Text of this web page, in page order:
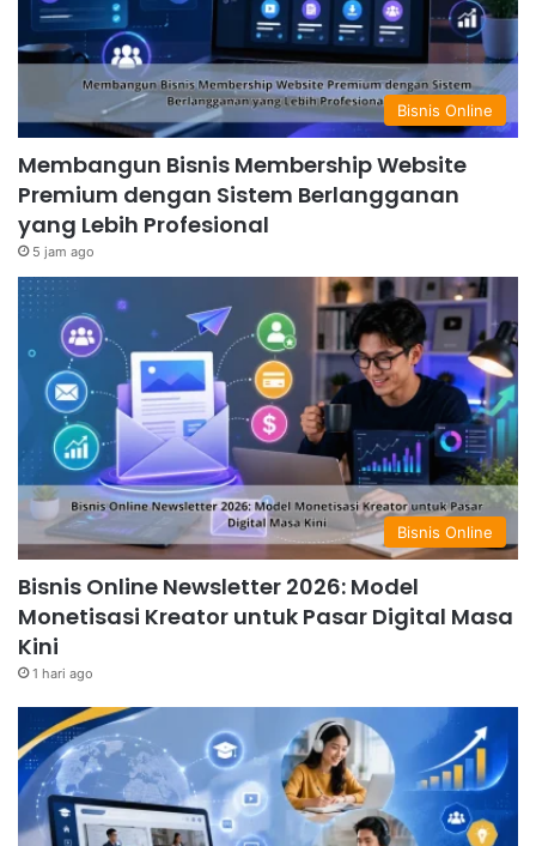
Bisnis Online
Membangun Bisnis Membership Website
Premium dengan Sistem Berlangganan
yang Lebih Profesional
5 jam ago
Bisnis Online
Bisnis Online Newsletter 2026: Model
Monetisasi Kreator untuk Pasar Digital Masa
Kini
1 hari ago